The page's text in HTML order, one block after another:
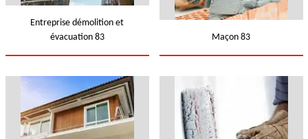
Entreprise démolition et
évacuation 83
Maçon 83